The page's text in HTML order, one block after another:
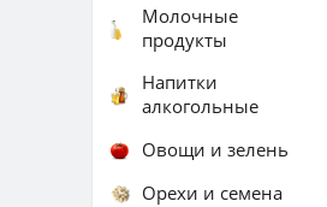
Молочные
продукты
Напитки
алкогольные
Овощи и зелень
Орехи и семена